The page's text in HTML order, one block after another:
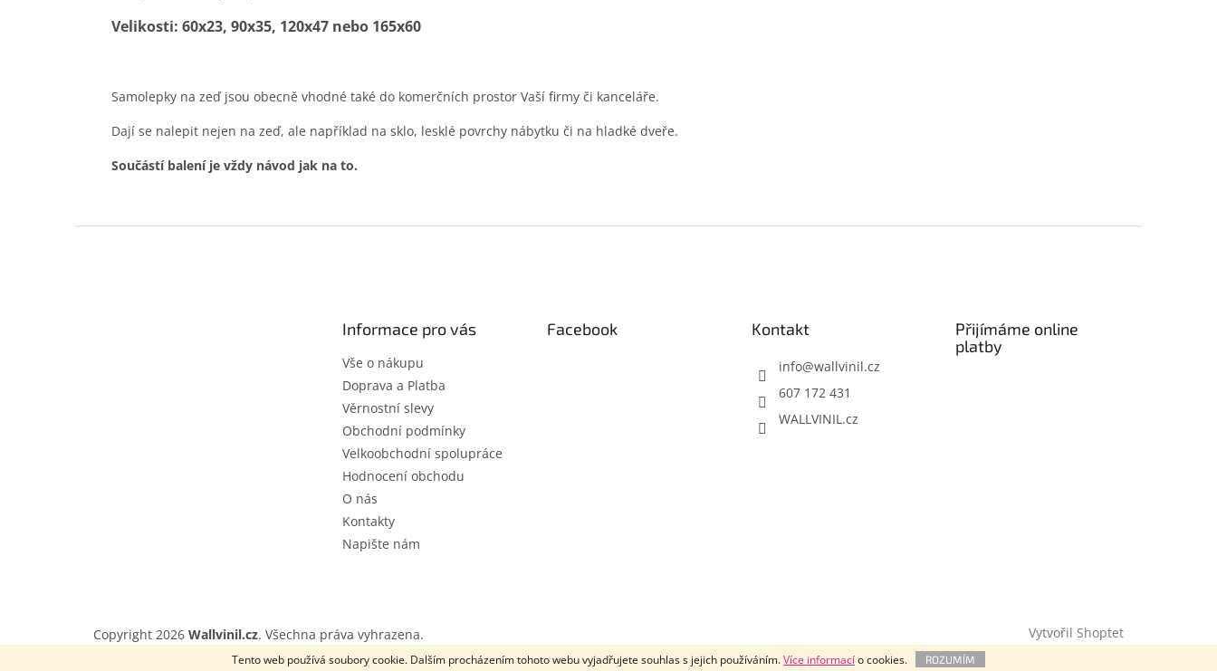
Tento web používá soubory cookie. Dalším procházením tohoto webu vyjadřujete souhlas s jejich používáním.Více informacío cookies. ROZUMÍM
Velikosti: 60x23, 90x35, 120x47 nebo 165x60
Samolepky na zeď jsou obecně vhodné také do komerčních prostor Vaší firmy či kanceláře.
Dají se nalepit nejen na zeď, ale například na sklo, lesklé povrchy nábytku či na hladké dveře.
Součástí balení je vždy návod jak na to.
Informace pro vás
Vše o nákupu
Doprava a Platba
Věrnostní slevy
Obchodní podmínky
Velkoobchodní spolupráce
Hodnocení obchodu
O nás
Kontakty
Napište nám
Facebook Kontakt
info@wallvinil.cz
607 172 431
WALLVINIL.cz
Přijímáme online
platby
Vytvořil Shoptet
Copyright 2026 Wallvinil.cz. Všechna práva vyhrazena.